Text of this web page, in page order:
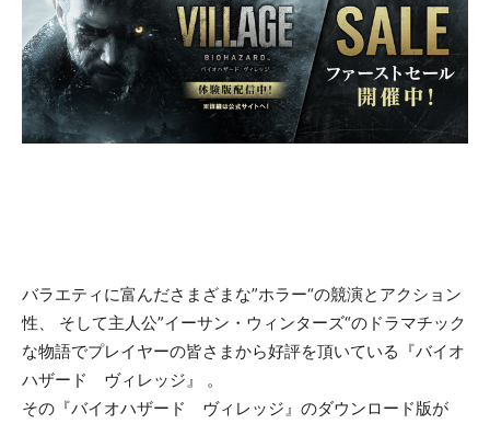
バラエティに富んださまざまな”ホラー“の競演とアクション
性、 そして主人公”イーサン・ウィンターズ“のドラマチック
な物語でプレイヤーの皆さまから好評を頂いている『バイオ
ハザード ヴィレッジ』 。
その『バイオハザード ヴィレッジ』のダウンロード版が